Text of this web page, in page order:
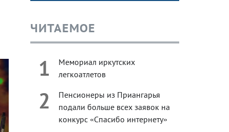
ЧИТАЕМОЕ
1
Мемориал иркутских
легкоатлетов
2
Пенсионеры из Приангарья
подали больше всех заявок на
конкурс «Спасибо интернету»